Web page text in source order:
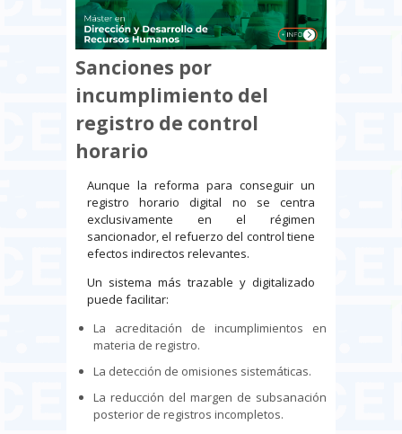
Sanciones por
incumplimiento del
registro de control
horario
Aunque la reforma para conseguir un
registro horario digital no se centra
exclusivamente en el régimen
sancionador, el refuerzo del control tiene
efectos indirectos relevantes.
Un sistema más trazable y digitalizado
puede facilitar:
La acreditación de incumplimientos en
materia de registro.
La detección de omisiones sistemáticas.
La reducción del margen de subsanación
posterior de registros incompletos.